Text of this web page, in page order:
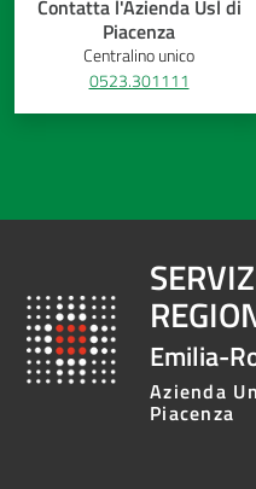
Contatta l'Azienda Usl di
Piacenza
Centralino unico
0523.301111
Emilia-
Azienda
Piacenza